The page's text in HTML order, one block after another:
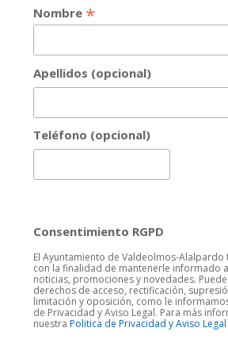
Nombre *
Apellidos (opcional)
Teléfono (opcional)
Consentimiento RGPD
El Ayuntamiento de Valdeolmos-
con la finalidad de mantenerle informado
noticias, promociones y novedades.
derechos de acceso, rectificación,
limitación y oposición, como le
de Privacidad y Aviso Legal. Para más
nuestra Politica de Privacidad y Aviso Legal